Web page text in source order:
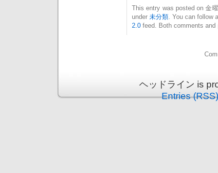
This entry was posted on 金
under 未分類 . You can
2.0 feed. Both comments
ヘッドライン is
Entries (RSS)